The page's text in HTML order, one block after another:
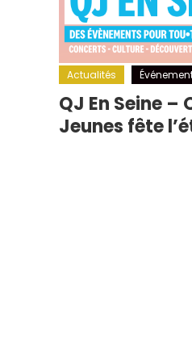
Actualités
QJ En Seine –
Jeunes fête